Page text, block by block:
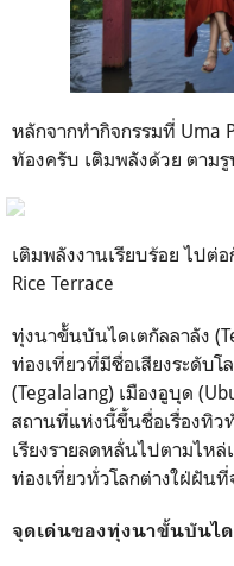
หลักจากทำกิจกรรมที่ Uma
ท้องครับ เติมพลังด้วย ตาม
เติมพลังงานเรียบร้อย ไปต่
Rice Terrace
ทุ่งนาขั้นบันไดเตกัลลาลัง
ท่องเที่ยวที่มีชื่อเสียงระดับโ
(Tegalalang) เมืองอูบุด
สถานที่แห่งนี้ขึ้นชื่อเรื่องทิ
เรียงรายลดหลั่นไปตามไห
ท่องเที่ยวทั่วโลกต่างใฝ่ฝันที่
จุดเด่นของทุ่งนาขั้นบันได